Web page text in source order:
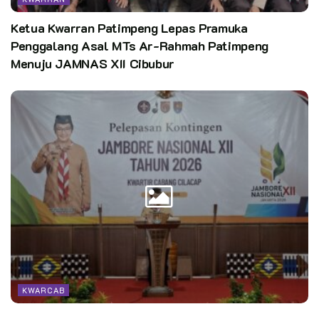
bersama setelah upacara penutupan kegiatan
Pewarta: Rafi
Kata Kunci:
Ketua Kwarran Patimpeng Lepas Pramuka
Penggalang Asal MTs Ar-Rahmah Patimpeng
Menuju JAMNAS XII Cibubur
KWARCAB